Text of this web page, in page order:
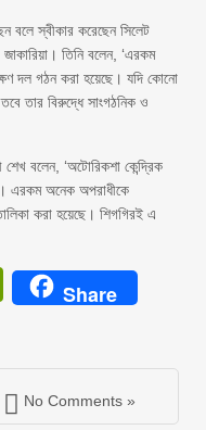
বলে স্বীকার করেছেন সিলেট
তিনি বলেন, ‘এরকম
দল গঠন করা হয়েছে। যদি কোনো
তার বিরুদ্ধে সাংগঠনিক ও
বলেন, ‘অটোরিকশা কেন্দ্রিক
এরকম অনেক অপরাধীকে
করা হয়েছে। শিগগিরই এ
PrintFriendly
Share
No Comments »